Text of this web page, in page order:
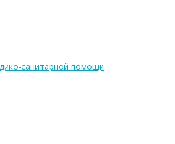
санитарной помощи